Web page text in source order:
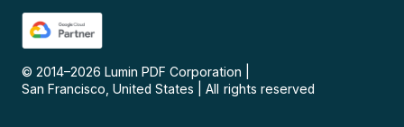
© 2014–2026 Lumin PDF Corporation
San Francisco, United States
All rights reserved